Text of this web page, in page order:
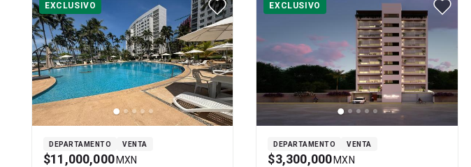
EXCLUSIVO
DEPARTAMENTO VENTA
$11,000,000 MXN
EXCLUSIVO
DEPARTAMENTO VENTA
$3,300,000 MXN